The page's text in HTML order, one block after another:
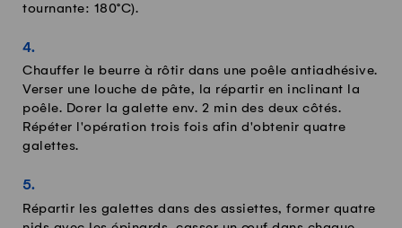
tournante: 180°C).
Chauffer le beurre à rôtir dans une poêle antiadhésive.
Verser une louche de pâte, la répartir en inclinant la
poêle. Dorer la galette env. 2 min des deux côtés.
Répéter l'opération trois fois afin d'obtenir quatre
galettes.
Répartir les galettes dans des assiettes, former quatre